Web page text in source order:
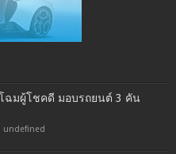
โฉมผู้โชคดี มอบรถยนต์ 3 คัน
undefined